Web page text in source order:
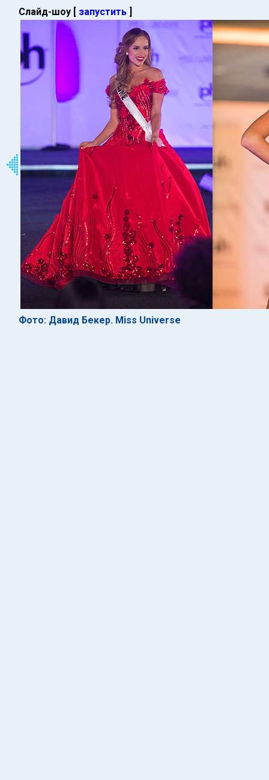
Слайд-шоу [ запустить ]
Фото: Давид Бекер. Miss Universe